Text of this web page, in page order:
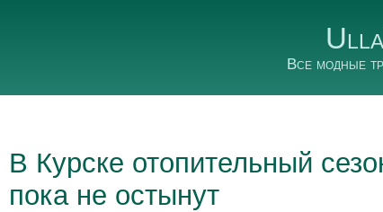
Все модные
В Курске отопительный
пока не остынут